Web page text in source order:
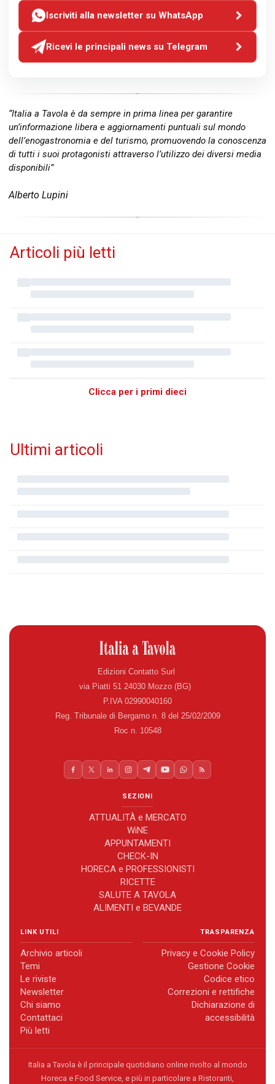
Iscriviti alla newsletter su WhatsApp
Ricevi le principali news su Telegram
“Italia a Tavola è da sempre in prima linea per garantire
un’informazione libera e aggiornamenti puntuali sul mondo
dell’enogastronomia e del turismo, promuovendo la conoscenza
di tutti i suoi protagonisti attraverso l’utilizzo dei diversi media
disponibili”
Alberto Lupini
Articoli più letti
Clicca per i primi dieci
Ultimi articoli
Edizioni Contatto Surl
via Piatti 51 24030 Mozzo (BG)
P.IVA 02990040160
Reg. Tribunale di Bergamo n. 8 del 25/02/2009
Roc n. 10548
SEZIONI
ATTUALITÀ e MERCATO
WiNE
APPUNTAMENTI
CHECK-IN
HORECA e PROFESSIONISTI
RICETTE
SALUTE A TAVOLA
ALIMENTI e BEVANDE
LINK UTILI
Archivio articoli
Temi
Le riviste
Newsletter
Chi siamo
Contattaci
Più letti
TRASPARENZA
Privacy e Cookie Policy
Gestione Cookie
Codice etico
Correzioni e rettifiche
Dichiarazione di
accessibilità
Italia a Tavola è il principale quotidiano online rivolto al mondo
Horeca e Food Service, e più in particolare a Ristoranti,